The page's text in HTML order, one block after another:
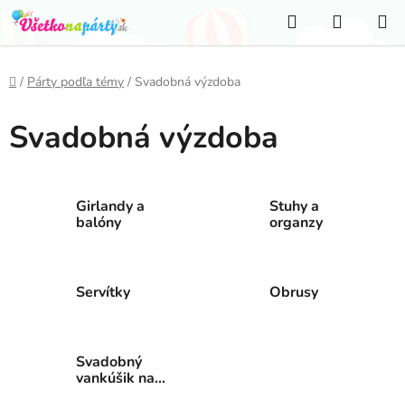
Prejsť
na
obsah
Hľadať
KOŠÍK
Domov
/ Párty podľa témy / Svadobná výzdoba
Svadobná výzdoba
Girlandy a
balóny
Stuhy a
organzy
Servítky Obrusy
Svadobný
vankúšik na